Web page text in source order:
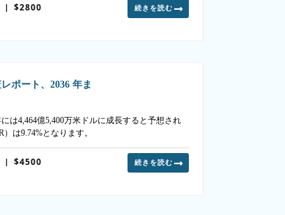
| $2800 続きを読む
ポート、2036 年ま
は4,464億5,400万米ドルに成長すると予想され
は9.74%となります。
| $4500 続きを読む